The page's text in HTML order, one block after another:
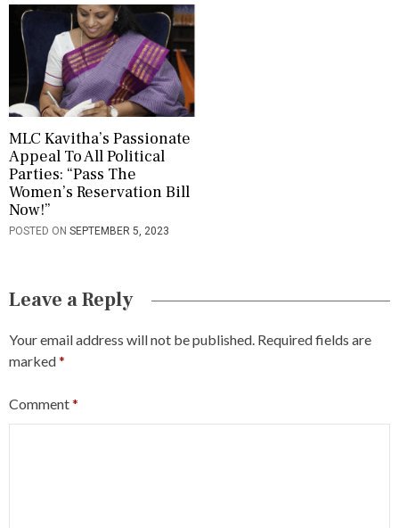
MLC Kavitha’s Passionate
Appeal To All Political
Parties: “Pass The
Women’s Reservation Bill
Now!”
POSTED ON SEPTEMBER 5, 2023
Leave a Reply
Your email address will not be published. Required fields are
marked*
Comment*